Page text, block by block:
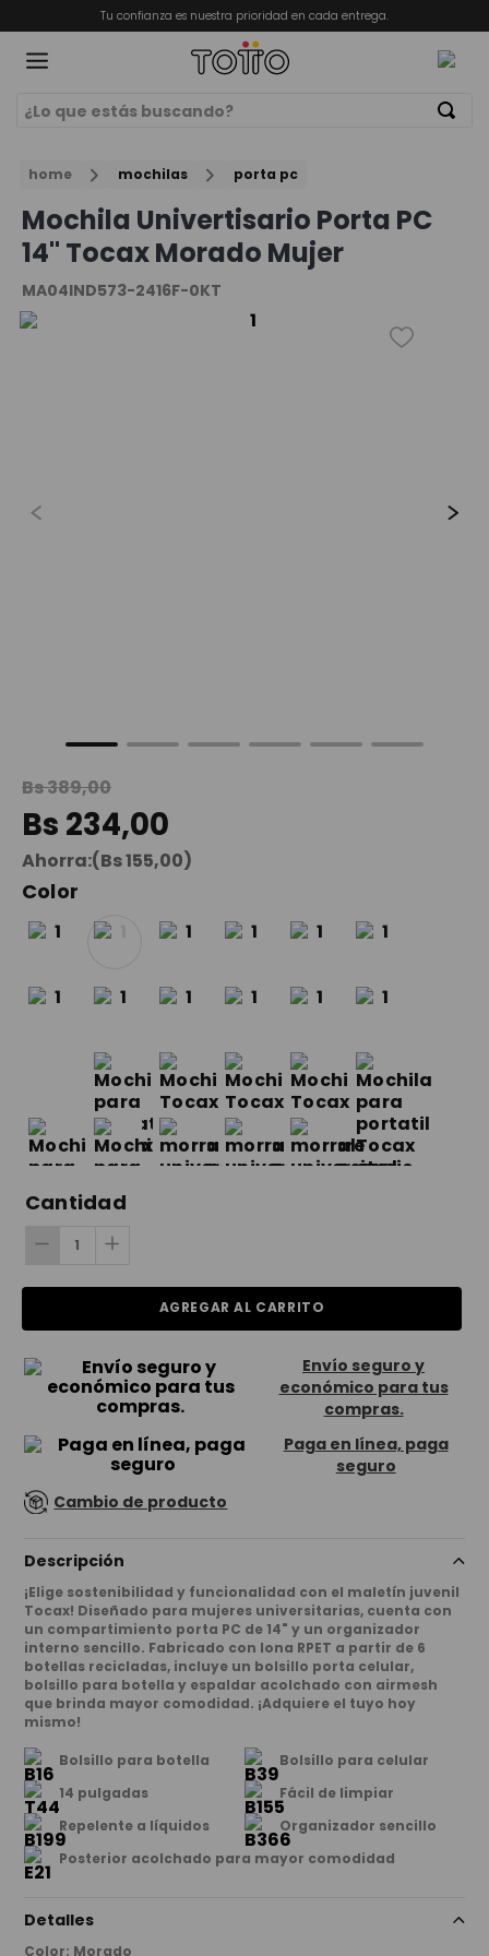
Tu confianza es nuestra prioridad en cada entrega.
¿Lo que estás buscando?
home mochilas porta pc
Mochila Univertisario Porta PC
14" Tocax Morado Mujer
MA04IND573-2416F-0KT
Bs389,00
Bs 234,00
Ahorra:(Bs155,00)
Color
Cantidad
AGREGAR AL CARRITO
Envío seguro y
económico para tus
compras.
Paga en línea, paga
seguro
Cambio de producto
Descripción
¡Elige sostenibilidad y funcionalidad con el maletín juvenil
Tocax! Diseñado para mujeres universitarias, cuenta con
un compartimiento porta PC de 14" y un organizador
interno sencillo. Fabricado con lona RPET a partir de 6
botellas recicladas, incluye un bolsillo porta celular,
bolsillo para botella y espaldar acolchado con airmesh
que brinda mayor comodidad. ¡Adquiere el tuyo hoy
mismo!
Bolsillo para botella
Bolsillo para celular
14 pulgadas
Fácil de limpiar
Repelente a líquidos
Organizador sencillo
Posterior acolchado para mayor comodidad
Detalles
Color: Morado
1.
mochila
2.
billeteras
lonchera
4.
bolso